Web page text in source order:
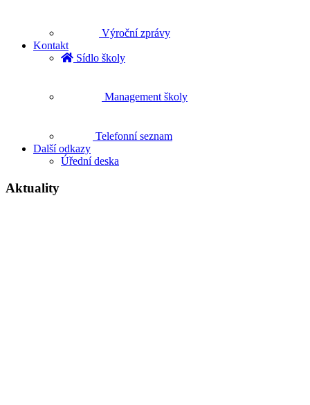
Výroční zprávy
Kontakt
Sídlo školy
Management školy
Telefonní seznam
Další odkazy
Úřední deska
Aktuality